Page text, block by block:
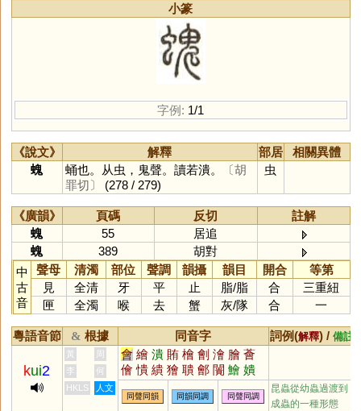
小篆
字例: 1/1
《說文》 解釋 部居
相關異體
螝
蛹也。从虫，鬼聲。讀若潰。
〔胡
罪切〕
(278 / 279)
虫
《廣韻》 頁碼 反切
註解
螝
55
居追
螝
389
胡對
中
古
音
聲母 清濁 部位 聲調 韻攝 韻目 開合
等第
見
全清 牙 平 止 脂/脂 合
三重紐
匣
全濁 喉 去 蟹 灰/隊 合 一
粵語音節 & 根據 同音字 詞例(解釋) / 備註
kui2
黃 周 會 繪 潰 賄 檜 劊 澮 膾 薈
儈 憒 繢 獪 聵 鄶 闠 鱠 嬇
瞶 襘 旝 禬 廥
李
何
HKLS
人文
同聲同韻 同韻同調 同聲同調
昆蟲從幼蟲過渡到
成蟲的一種形態